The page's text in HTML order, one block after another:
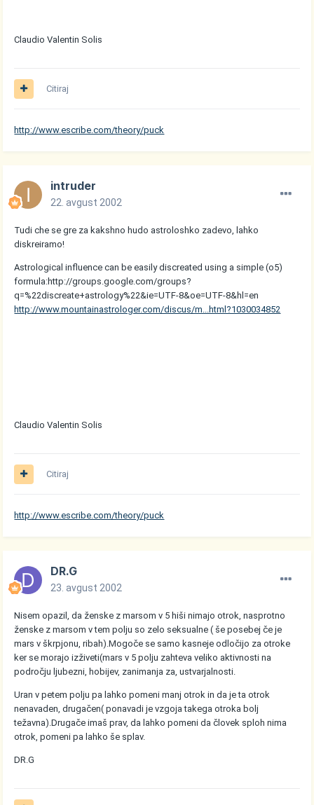
Claudio Valentin Solis
Citiraj
http://www.escribe.com/theory/puck
intruder
22. avgust 2002
Tudi che se gre za kakshno hudo astroloshko zadevo, lahko
diskreiramo!
Astrological influence can be easily discreated using a simple (o5)
formula:http://groups.google.com/groups?
q=%22discreate+astrology%22&ie=UTF-8&oe=UTF-8&hl=en
http://www.mountainastrologer.com/discus/m...html?1030034852
Claudio Valentin Solis
Citiraj
http://www.escribe.com/theory/puck
DR.G
23. avgust 2002
Nisem opazil, da ženske z marsom v 5 hiši nimajo otrok, nasprotno
ženske z marsom v tem polju so zelo seksualne ( še posebej če je
mars v škrpjonu, ribah).Mogoče se samo kasneje odločijo za otroke
ker se morajo izživeti(mars v 5 polju zahteva veliko aktivnosti na
področju ljubezni, hobijev, zanimanja za, ustvarjalnosti.
Uran v petem polju pa lahko pomeni manj otrok in da je ta otrok
nenavaden, drugačen( ponavadi je vzgoja takega otroka bolj
težavna).Drugače imaš prav, da lahko pomeni da človek sploh nima
otrok, pomeni pa lahko še splav.
DR.G